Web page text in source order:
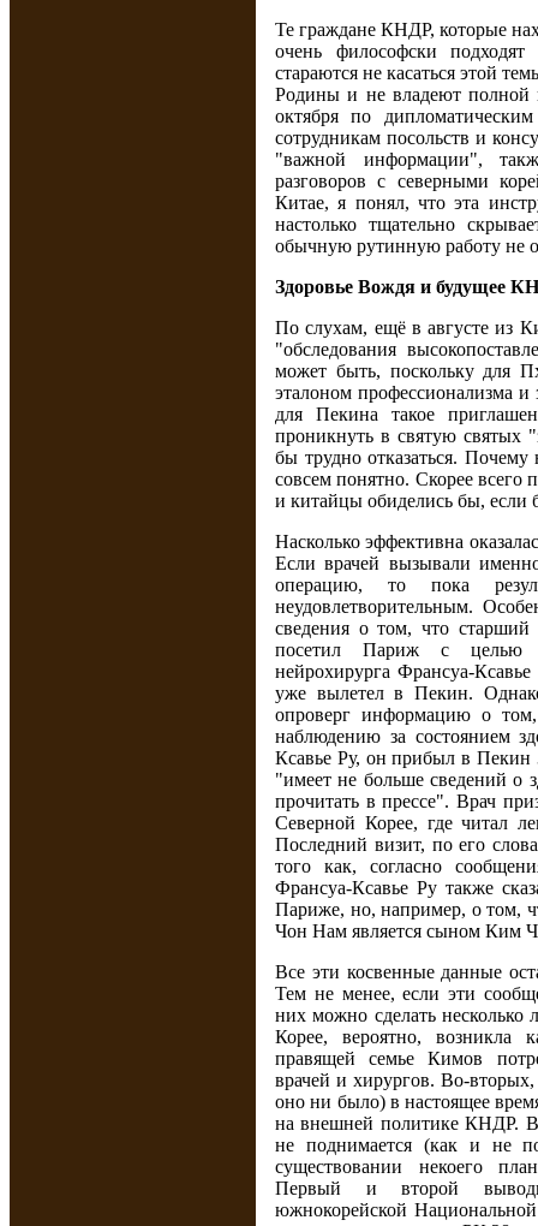
Те граждане КНДР, которые
очень философски
стараются не касаться этой
Родины и не владеют полной
октября по
сотрудникам посольств и
"важной информации",
разговоров с северными
Китае, я понял, что эта
настолько тщательно
обычную рутинную работу не
Здоровье Вождя и будущее
По слухам, ещё в августе из
"обследования
может быть, поскольку для
эталоном профессионализма
для Пекина такое
проникнуть в святую святых
бы трудно отказаться.
совсем понятно. Скорее
и китайцы обиделись бы,
Насколько эффективна
Если врачей вызывали
операцию, то пока
неудовлетворительным.
сведения о том, что
посетил Париж с целью
нейрохирурга Франсуа-
уже вылетел в Пекин.
опроверг информацию о
наблюдению за состоянием
Ксавье Ру, он прибыл в Пекин
"имеет не больше сведений о
прочитать в прессе". Врач
Северной Корее, где читал
Последний визит, по его
того как, согласно
Франсуа-Ксавье Ру также
Париже, но, например, о том,
Чон Нам является сыном Ким
Все эти косвенные данные
Тем не менее, если эти
них можно сделать
Корее, вероятно, возникла
правящей семье Кимов
врачей и хирургов. Во-
оно ни было) в настоящее
на внешней политике КНДР. В-
не поднимается (как и не
существовании некоего
Первый и второй
южнокорейской